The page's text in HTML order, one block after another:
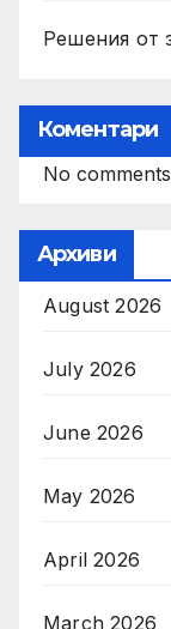
Решения от
Коментари
No
Архиви
August 2026
July 2026
June 2026
May 2026
April 2026
March 2026